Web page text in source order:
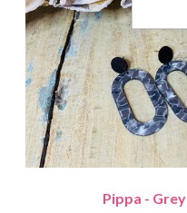
Pippa - Grey